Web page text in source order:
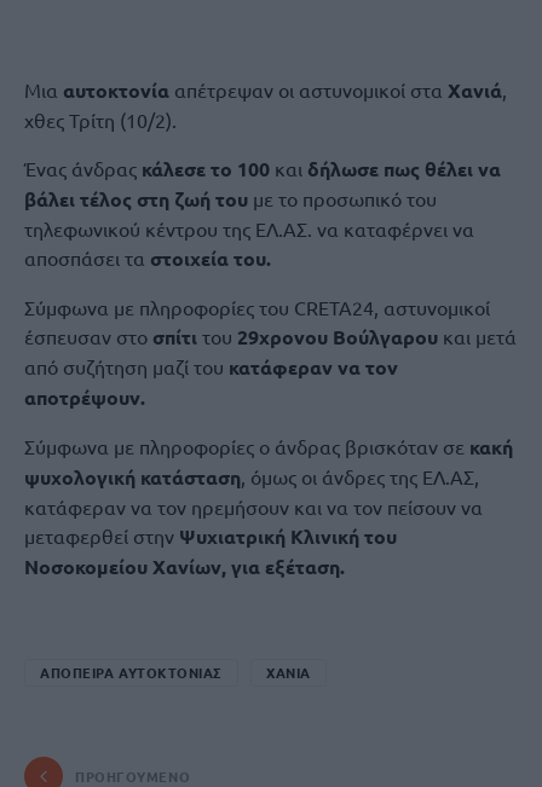
Μια αυτοκτονία απέτρεψαν οι αστυνομικοί στα Χανιά,
χθες Τρίτη (10/2).
Ένας άνδρας κάλεσε το 100 και δήλωσε πως θέλει να
βάλει τέλος στη ζωή του με το προσωπικό του
τηλεφωνικού κέντρου της ΕΛ.ΑΣ. να καταφέρνει να
αποσπάσει τα στοιχεία του.
Σύμφωνα με πληροφορίες του CRETA24, αστυνομικοί
έσπευσαν στο σπίτι του 29χρονου Βούλγαρου και μετά
από συζήτηση μαζί του κατάφεραν να τον
αποτρέψουν.
Σύμφωνα με πληροφορίες ο άνδρας βρισκόταν σε κακή
ψυχολογική κατάσταση, όμως οι άνδρες της ΕΛ.ΑΣ,
κατάφεραν να τον ηρεμήσουν και να τον πείσουν να
μεταφερθεί στην Ψυχιατρική Κλινική του
Νοσοκομείου Χανίων, για εξέταση.
ΑΠΟΠΕΙΡΑ ΑΥΤΟΚΤΟΝΙΑΣ ΧΑΝΙΑ
ΠΡΟΗΓΟΎΜΕΝΟ